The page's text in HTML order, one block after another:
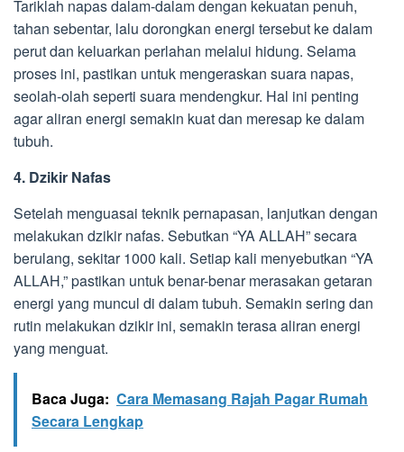
Tariklah napas dalam-dalam dengan kekuatan penuh,
tahan sebentar, lalu dorongkan energi tersebut ke dalam
perut dan keluarkan perlahan melalui hidung. Selama
proses ini, pastikan untuk mengeraskan suara napas,
seolah-olah seperti suara mendengkur. Hal ini penting
agar aliran energi semakin kuat dan meresap ke dalam
tubuh.
4. Dzikir Nafas
Setelah menguasai teknik pernapasan, lanjutkan dengan
melakukan dzikir nafas. Sebutkan “YA ALLAH” secara
berulang, sekitar 1000 kali. Setiap kali menyebutkan “YA
ALLAH,” pastikan untuk benar-benar merasakan getaran
energi yang muncul di dalam tubuh. Semakin sering dan
rutin melakukan dzikir ini, semakin terasa aliran energi
yang menguat.
Baca Juga: Cara Memasang Rajah Pagar Rumah
Secara Lengkap